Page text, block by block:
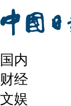
国内
财经
文娱